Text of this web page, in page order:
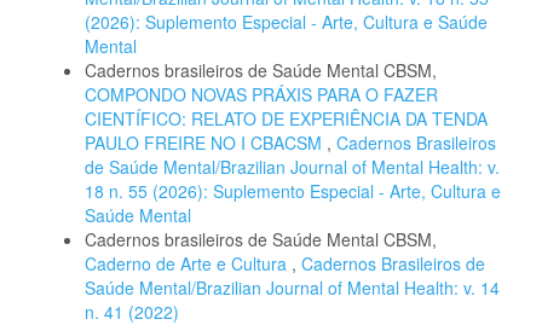
(2026): Suplemento Especial - Arte, Cultura e Saúde
Mental
Cadernos brasileiros de Saúde Mental CBSM,
COMPONDO NOVAS PRÁXIS PARA O FAZER
CIENTÍFICO: RELATO DE EXPERIÊNCIA DA TENDA
PAULO FREIRE NO I CBACSM , Cadernos Brasileiros
de Saúde Mental/Brazilian Journal of Mental Health: v.
18 n. 55 (2026): Suplemento Especial - Arte, Cultura e
Saúde Mental
Cadernos brasileiros de Saúde Mental CBSM,
Caderno de Arte e Cultura , Cadernos Brasileiros de
Saúde Mental/Brazilian Journal of Mental Health: v. 14
n. 41 (2022)